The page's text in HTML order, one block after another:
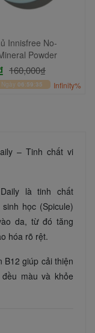
Innisfree No-
Powder
160,000₫
Ngày 06:59:35 Infinity%
– Tinh chất vi
là tinh chất
học (Spicule)
da, từ đó tăng
hóa rõ rệt.
B12 giúp cải thiện
màu và khỏe